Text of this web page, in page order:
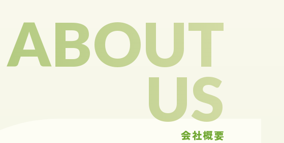
REQUEST 資料請求
お問い合わせ
ABOUT
US
会社概要